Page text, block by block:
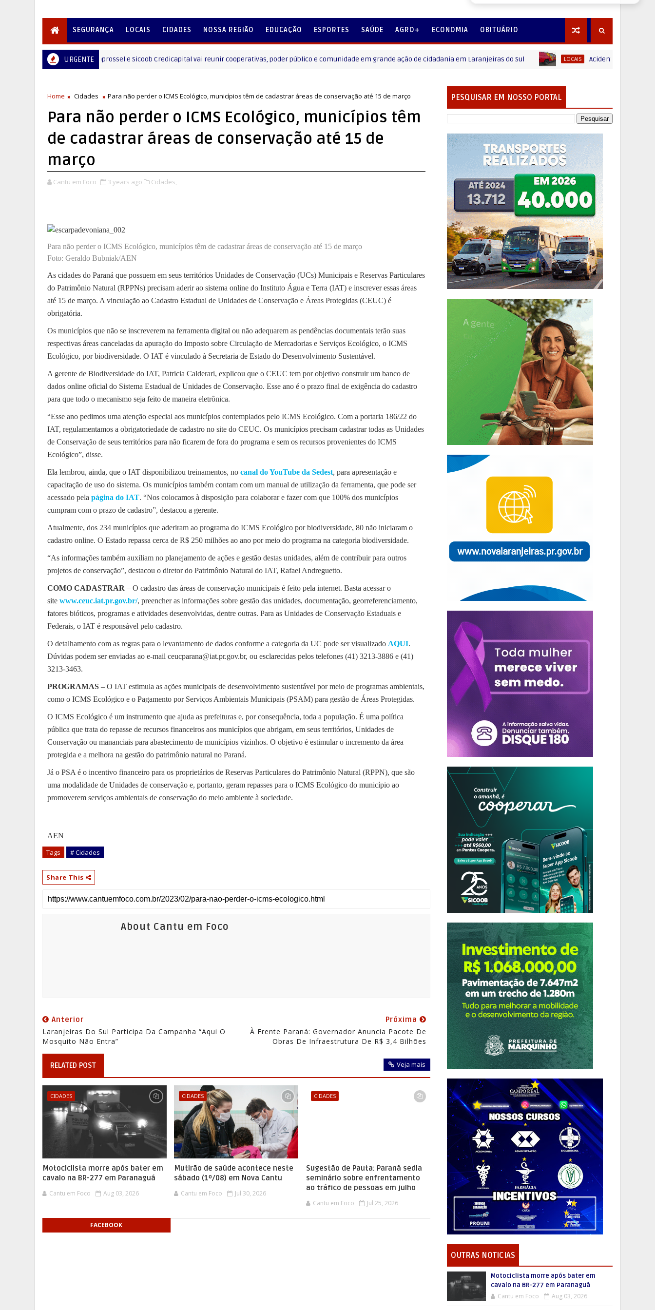
SEGURANÇA LOCAIS CIDADES NOSSA REGIÃO EDUCAÇÃO ESPORTES SAÚDE AGRO+ ECONOMIA OBITUÁRIO
URGENTE
Dia C 2026 da Coprossel e Sicoob Credicapital vai reunir cooperativas, poder público e comunidade em grande ação de cidadania em Laranjeiras do Sul LOCAIS Acidente entre carro e
Home Cidades Para não perder o ICMS Ecológico, municípios têm de cadastrar áreas de conservação até 15 de março
Para não perder o ICMS Ecológico, municípios têm
de cadastrar áreas de conservação até 15 de
março
Cantu em Foco 3 years ago Cidades,
Para não perder o ICMS Ecológico, municípios têm de cadastrar áreas de conservação até 15 de março
Foto: Geraldo Bubniak/AEN
As cidades do Paraná que possuem em seus territórios Unidades de Conservação (UCs) Municipais e Reservas Particulares
do Patrimônio Natural (RPPNs) precisam aderir ao sistema online do Instituto Água e Terra (IAT) e inscrever essas áreas
até 15 de março. A vinculação ao Cadastro Estadual de Unidades de Conservação e Áreas Protegidas (CEUC) é
obrigatória.
Os municípios que não se inscreverem na ferramenta digital ou não adequarem as pendências documentais terão suas
respectivas áreas canceladas da apuração do Imposto sobre Circulação de Mercadorias e Serviços Ecológico, o ICMS
Ecológico, por biodiversidade. O IAT é vinculado à Secretaria de Estado do Desenvolvimento Sustentável.
A gerente de Biodiversidade do IAT, Patricia Calderari, explicou que o CEUC tem por objetivo construir um banco de
dados online oficial do Sistema Estadual de Unidades de Conservação. Esse ano é o prazo final de exigência do cadastro
para que todo o mecanismo seja feito de maneira eletrônica.
“Esse ano pedimos uma atenção especial aos municípios contemplados pelo ICMS Ecológico. Com a portaria 186/22 do
IAT, regulamentamos a obrigatoriedade de cadastro no site do CEUC. Os municípios precisam cadastrar todas as Unidades
de Conservação de seus territórios para não ficarem de fora do programa e sem os recursos provenientes do ICMS
Ecológico”, disse.
Ela lembrou, ainda, que o IAT disponibilizou treinamentos, no canal do YouTube da Sedest, para apresentação e
capacitação de uso do sistema. Os municípios também contam com um manual de utilização da ferramenta, que pode ser
acessado pela página do IAT. “Nos colocamos à disposição para colaborar e fazer com que 100% dos municípios
cumpram com o prazo de cadastro”, destacou a gerente.
Atualmente, dos 234 municípios que aderiram ao programa do ICMS Ecológico por biodiversidade, 80 não iniciaram o
cadastro online. O Estado repassa cerca de R$ 250 milhões ao ano por meio do programa na categoria biodiversidade.
“As informações também auxiliam no planejamento de ações e gestão destas unidades, além de contribuir para outros
projetos de conservação”, destacou o diretor do Patrimônio Natural do IAT, Rafael Andreguetto.
COMO CADASTRAR – O cadastro das áreas de conservação municipais é feito pela internet. Basta acessar o
site www.ceuc.iat.pr.gov.br/, preencher as informações sobre gestão das unidades, documentação, georreferenciamento,
fatores bióticos, programas e atividades desenvolvidas, dentre outras. Para as Unidades de Conservação Estaduais e
Federais, o IAT é responsável pelo cadastro.
O detalhamento com as regras para o levantamento de dados conforme a categoria da UC pode ser visualizado AQUI.
Dúvidas podem ser enviadas ao e-mail ceucparana@iat.pr.gov.br, ou esclarecidas pelos telefones (41) 3213-3886 e (41)
3213-3463.
PROGRAMAS – O IAT estimula as ações municipais de desenvolvimento sustentável por meio de programas ambientais,
como o ICMS Ecológico e o Pagamento por Serviços Ambientais Municipais (PSAM) para gestão de Áreas Protegidas.
O ICMS Ecológico é um instrumento que ajuda as prefeituras e, por consequência, toda a população. É uma política
pública que trata do repasse de recursos financeiros aos municípios que abrigam, em seus territórios, Unidades de
Conservação ou mananciais para abastecimento de municípios vizinhos. O objetivo é estimular o incremento da área
protegida e a melhora na gestão do patrimônio natural no Paraná.
Já o PSA é o incentivo financeiro para os proprietários de Reservas Particulares do Patrimônio Natural (RPPN), que são
uma modalidade de Unidades de conservação e, portanto, geram repasses para o ICMS Ecológico do município ao
promoverem serviços ambientais de conservação do meio ambiente à sociedade.
AEN
Tags # Cidades
Share This
About Cantu em Foco
Anterior
Laranjeiras Do Sul Participa Da Campanha “Aqui O
Mosquito Não Entra”
Próxima
À Frente Paraná: Governador Anuncia Pacote De
Obras De Infraestrutura De R$ 3,4 Bilhões
RELATED POST Veja mais
CIDADES
Motociclista morre após bater em
cavalo na BR-277 em Paranaguá
Cantu em Foco Aug 03, 2026
CIDADES
Mutirão de saúde acontece neste
sábado (1º/08) em Nova Cantu
Cantu em Foco Jul 30, 2026
CIDADES
Sugestão de Pauta: Paraná sedia
seminário sobre enfrentamento
ao tráfico de pessoas em julho
Cantu em Foco Jul 25, 2026
FACEBOOK
PESQUISAR EM NOSSO PORTAL
OUTRAS NOTICIAS
Motociclista morre após bater em
cavalo na BR-277 em Paranaguá
Cantu em Foco Aug 03, 2026